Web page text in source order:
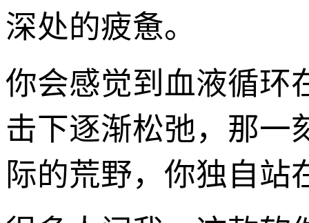
深处的疲惫。
你会感觉到血液循环
击下逐渐松弛，那一
际的荒野，你独自站